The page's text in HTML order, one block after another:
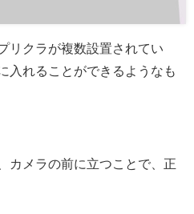
リクラが複数設置されてい
入れることができるようなも
カメラの前に立つことで、正